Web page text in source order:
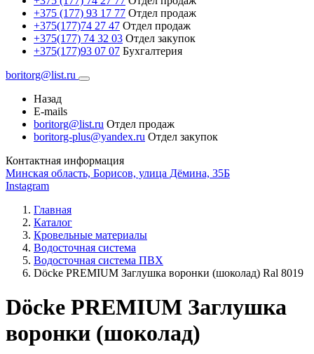
+375 (177) 93 17 77 Отдел продаж
+375(177)74 27 47 Отдел продаж
+375(177) 74 32 03 Отдел закупок
+375(177)93 07 07 Бухгалтерия
boritorg@list.ru
Назад
E-mails
boritorg@list.ru Отдел продаж
boritorg-plus@yandex.ru Отдел закупок
Контактная информация
Минская область, Борисов, улица Дёмина, 35Б
Instagram
Главная
Каталог
Кровельные материалы
Водосточная система
Водосточная система ПВХ
Döcke PREMIUM Заглушка воронки (шоколад) Ral 8019
Döcke PREMIUM Заглушка
воронки (шоколад)